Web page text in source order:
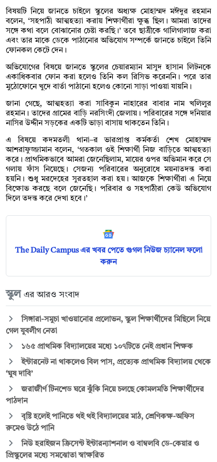
বিষয়টি নিয়ে জানতে চাইলে স্কুলের অধ্যক্ষ মোহাম্মদ মঈদুর রহমান
বলেন, ‘সহপাঠী আত্মহত্যা করায় শিক্ষার্থীরা ক্ষুব্ধ ছিল। আমরা তাদের
সঙ্গে কথা বলে বোঝানোর চেষ্টা করছি।’ তবে ছাত্রীকে গালিগালাজ করা
এবং তার মাকে ডেকে পাঠানোর অভিযোগ সম্পর্কে জানতে চাইলে তিনি
ফোনকল কেটে দেন।
অভিযোগের বিষয়ে জানতে স্কুলের চেয়ারম্যান মাসুদ হাসান লিটনকে
একাধিকবার ফোন করা হলেও তিনি কল রিসিভ করেননি। পরে তার
মুঠোফোনে খুদে বার্তা পাঠানো হলেও কোনো সাড়া পাওয়া যায়নি।
জানা গেছে, আত্মহত্যা করা সাবিকুন নাহারের বাবার নাম খলিলুর
রহমান। তাদের গ্রামের বাড়ি নরসিংদী জেলায়। পরিবারের সঙ্গে দনিয়ার
নাসির উদ্দীন সড়কের একটি ভাড়া বাসায় থাকতেন তিনি।
এ বিষয়ে কদমতলী থানা–র ভারপ্রাপ্ত কর্মকর্তা শেখ মোহাম্মদ
আশরাফুজ্জামান বলেন, ‘গতকাল ওই শিক্ষার্থী নিজ বাড়িতে আত্মহত্যা
করে। প্রাথমিকভাবে আমরা জেনেছিলাম, মায়ের ওপর অভিমান করে সে
গলায় ফাঁস নিয়েছে। সেজন্য পরিবারের অনুরোধে ময়নাতদন্ত করা
হয়নি। শুধু মরদেহের সুরতহাল করা হয়। আজকে শিক্ষার্থীরা এ নিয়ে
বিক্ষোভ করছে বলে জেনেছি। পরিবার ও সহপাঠীরা কেউ অভিযোগ
দিলে তদন্ত করে দেখা হবে।’
The Daily Campus এর খবর পেতে গুগল নিউজ চ্যানেল ফলো
করুন
স্কুল এর আরও সংবাদ
সিঙ্গারা-সমুচা খাওয়ানোর প্রলোভন, স্কুল শিক্ষার্থীদের মিছিলে নিয়ে
গেল যুবলীগ নেতা
১৬৫ প্রাথমিক বিদ্যালয়ের মধ্যে ১০৭টিতে নেই প্রধান শিক্ষক
ইন্টারনেট না থাকলেও বিল পাস, প্রত্যেক প্রাথমিক বিদ্যালয় থেকে
‘ঘুষ দাবি’
জরাজীর্ণ টিনশেড ঘরে ঝুঁকি নিয়ে চলছে কোমলমতি শিক্ষার্থীদের
পাঠদান
বৃষ্টি হলেই পানিতে থই থই বিদ্যালয়ের মাঠ, শ্রেণিকক্ষ-অফিস
রুমেও উঠে পানি
নিউ হরাইজন ক্রিসেন্ট ইন্টারন্যাশনাল ও বাম্বলবি ডে-কেয়ার ও
প্রিস্কুলের মধ্যে সমঝোতা স্বাক্ষরিত